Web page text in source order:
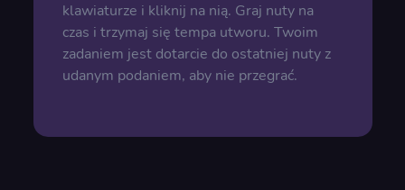
klawiaturze i kliknij na nią. Graj nuty na
czas i trzymaj się tempa utworu. Twoim
zadaniem jest dotarcie do ostatniej nuty z
udanym podaniem, aby nie przegrać.